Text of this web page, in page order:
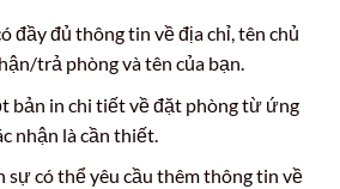
đầy đủ thông tin về địa chỉ, tên chủ
trả phòng và tên của bạn.
bản in chi tiết về đặt phòng từ ứng
nhận là cần thiết.
sự có thể yêu cầu thêm thông tin về